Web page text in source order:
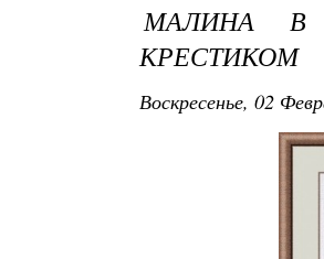
МАЛИНА В
КРЕСТИКОМ
Воскресенье, 02